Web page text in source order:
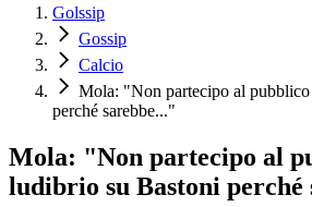
Golssip
Gossip
Calcio
Mola: "Non partecipo al
perché sarebbe..."
Mola: "Non partecipo al
ludibrio su Bastoni perché